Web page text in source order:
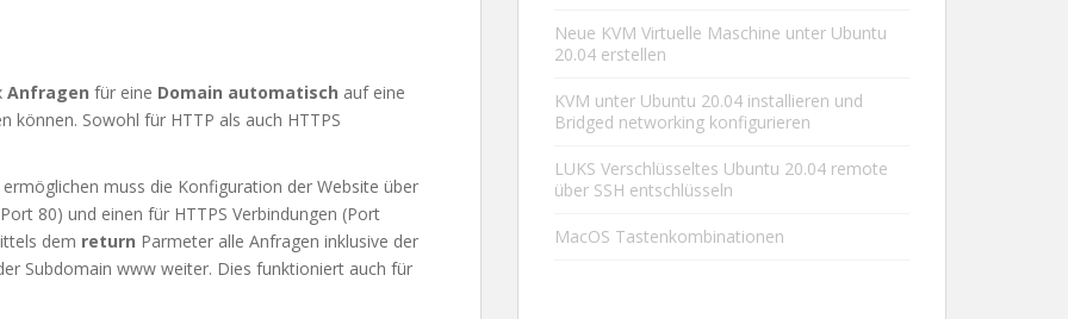
Anfragen für eine Domain automatisch auf eine
können. Sowohl für HTTP als auch HTTPS
muss die Konfiguration der Website über
80) und einen für HTTPS Verbindungen (Port
dem return Parmeter alle Anfragen inklusive der
Subdomain www weiter. Dies funktioniert auch für
Neue KVM Virtuelle Maschine unter Ubuntu
20.04 erstellen
KVM unter Ubuntu 20.04 installieren und
Bridged networking konfigurieren
LUKS Verschlüsseltes Ubuntu 20.04 remote
über SSH entschlüsseln
MacOS Tastenkombinationen